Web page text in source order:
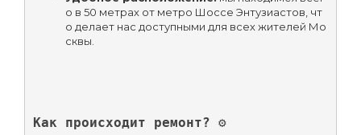
о в 50 метрах от метро Шоссе Энтузиастов, чт
о делает нас доступными для всех жителей Мо
сквы.
Как происходит ремонт? ⚙️